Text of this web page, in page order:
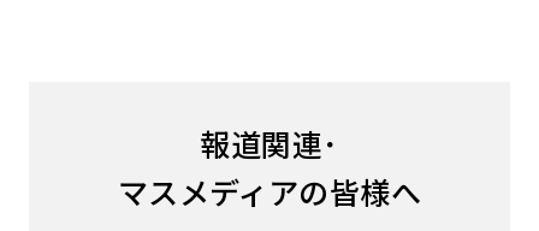
報道関連･
マスメディアの皆様へ